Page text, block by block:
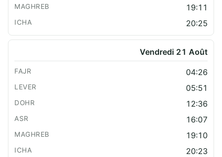
19:11
20:25
Vendredi 21 Août
04:26
05:51
12:36
16:07
19:10
20:23